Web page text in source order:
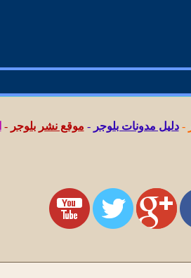
-دليل مدونات بلوجر - موقع نشر بلوجر -